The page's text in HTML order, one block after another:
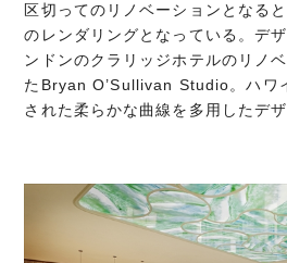
区切ってのリノベーションとなる
のレンダリングとなっている。デ
ンドンのクラリッジホテルのリノ
たBryan O’Sullivan Studio。ハワ
された柔らかな曲線を多用したデ